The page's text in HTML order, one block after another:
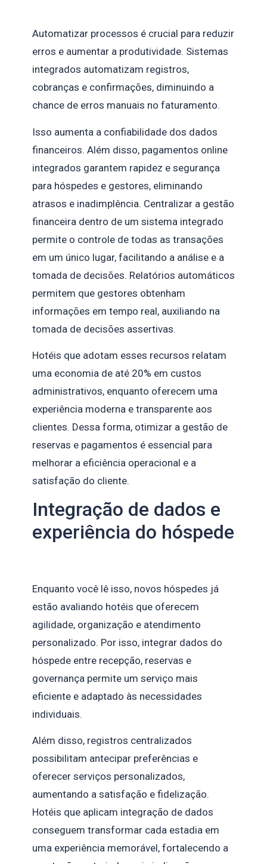
Automatizar processos é crucial para reduzir
erros e aumentar a produtividade. Sistemas
integrados automatizam registros,
cobranças e confirmações, diminuindo a
chance de erros manuais no faturamento.
Isso aumenta a confiabilidade dos dados
financeiros. Além disso, pagamentos online
integrados garantem rapidez e segurança
para hóspedes e gestores, eliminando
atrasos e inadimplência. Centralizar a gestão
financeira dentro de um sistema integrado
permite o controle de todas as transações
em um único lugar, facilitando a análise e a
tomada de decisões. Relatórios automáticos
permitem que gestores obtenham
informações em tempo real, auxiliando na
tomada de decisões assertivas.
Hotéis que adotam esses recursos relatam
uma economia de até 20% em custos
administrativos, enquanto oferecem uma
experiência moderna e transparente aos
clientes. Dessa forma, otimizar a gestão de
reservas e pagamentos é essencial para
melhorar a eficiência operacional e a
satisfação do cliente.
Integração de dados e
experiência do hóspede
Enquanto você lê isso, novos hóspedes já
estão avaliando hotéis que oferecem
agilidade, organização e atendimento
personalizado. Por isso, integrar dados do
hóspede entre recepção, reservas e
governança permite um serviço mais
eficiente e adaptado às necessidades
individuais.
Além disso, registros centralizados
possibilitam antecipar preferências e
oferecer serviços personalizados,
aumentando a satisfação e fidelização.
Hotéis que aplicam integração de dados
conseguem transformar cada estadia em
uma experiência memorável, fortalecendo a